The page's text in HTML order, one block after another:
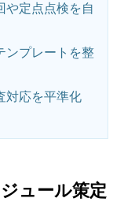
や定点点検を自
ンプレートを整
対応を平準化
ュール策定